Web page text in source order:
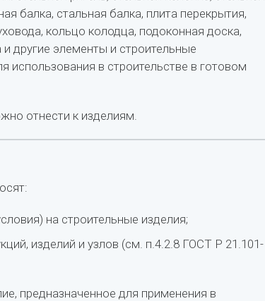
балка, стальная балка, плита перекрытия,
кольцо колодца, подоконная доска,
и другие элементы и строительные
использования в строительстве в готовом
отнести к изделиям.
на строительные изделия;
изделий и узлов (см. п.4.2.8 ГОСТ Р 21.101-
предназначенное для применения в